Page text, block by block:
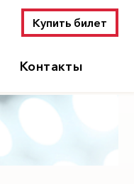
Купить билет
Контакты